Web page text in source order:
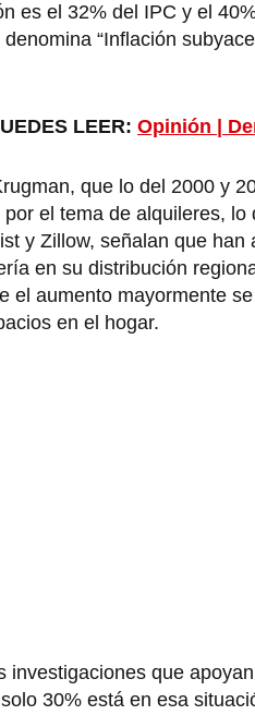
es el 32% del IPC y el
“Inflación
LEER: Opinión |
que lo del 2000 y
el tema de alquileres,
y Zillow, señalan que
en su distribución
el aumento mayormente
en el hogar.
investigaciones que
30% está en esa